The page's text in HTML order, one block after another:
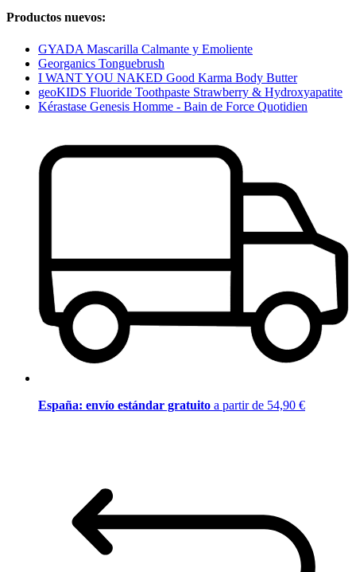
Productos nuevos:
GYADA Mascarilla Calmante y Emoliente
Georganics Tonguebrush
I WANT YOU NAKED Good Karma Body Butter
geoKIDS Fluoride Toothpaste Strawberry & Hydroxyapatite
Kérastase Genesis Homme - Bain de Force Quotidien
España: envío estándar gratuito a partir de 54,90 €